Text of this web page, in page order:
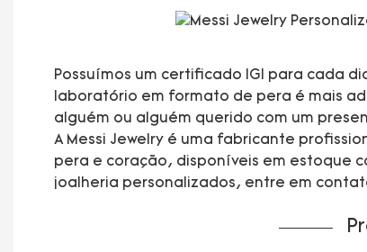
Possuímos um certificado IGI para cada
laboratório em formato de pera é mais
alguém ou alguém querido com um
A Messi Jewelry é uma fabricante
pera e coração, disponíveis em estoque
joalheria personalizados, entre em